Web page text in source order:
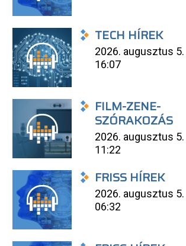
TECH HÍREK
2026. augusztus 5.
16:07
FILM-ZENE-
SZÓRAKOZÁS
2026. augusztus 5.
11:22
FRISS HÍREK
2026. augusztus 5.
06:32